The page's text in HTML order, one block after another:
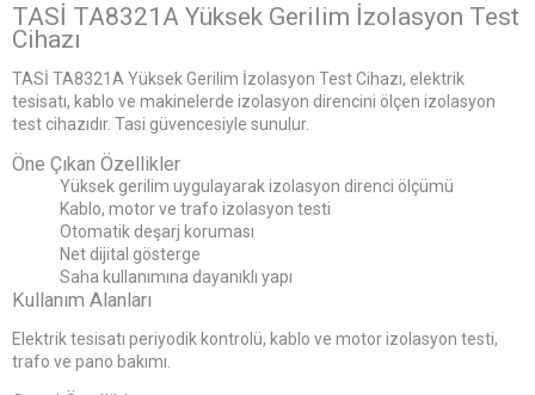
TASİ TA8321A Yüksek Gerilim İzolasyon Test
Cihazı
TASİ TA8321A Yüksek Gerilim İzolasyon Test Cihazı, elektrik
tesisatı, kablo ve makinelerde izolasyon direncini ölçen izolasyon
test cihazıdır. Tasi güvencesiyle sunulur.
Öne Çıkan Özellikler
Yüksek gerilim uygulayarak izolasyon direnci ölçümü
Kablo, motor ve trafo izolasyon testi
Otomatik deşarj koruması
Net dijital gösterge
Saha kullanımına dayanıklı yapı
Kullanım Alanları
Elektrik tesisatı periyodik kontrolü, kablo ve motor izolasyon testi,
trafo ve pano bakımı.